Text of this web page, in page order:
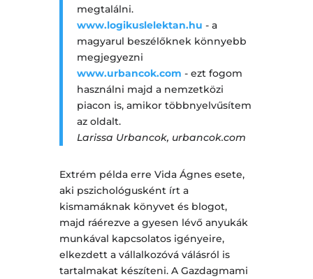
megtalálni.
www.logikuslelektan.hu - a
magyarul beszélőknek könnyebb
megjegyezni
www.urbancok.com - ezt fogom
használni majd a nemzetközi
piacon is, amikor többnyelvűsítem
az oldalt.
Larissa Urbancok, urbancok.com
Extrém példa erre Vida Ágnes esete,
aki pszichológusként írt a
kismamáknak könyvet és blogot,
majd ráérezve a gyesen lévő anyukák
munkával kapcsolatos igényeire,
elkezdett a vállalkozóvá válásról is
tartalmakat készíteni. A Gazdagmami